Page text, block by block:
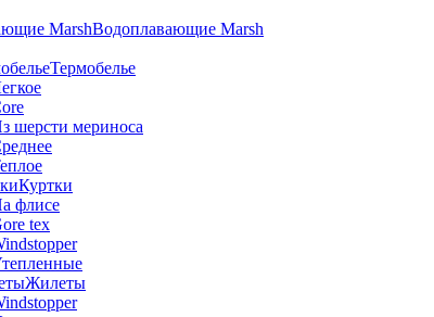
Водоплавающие Marsh
Термобелье
шерсти мериноса
Куртки
флисе
tex
Жилеты